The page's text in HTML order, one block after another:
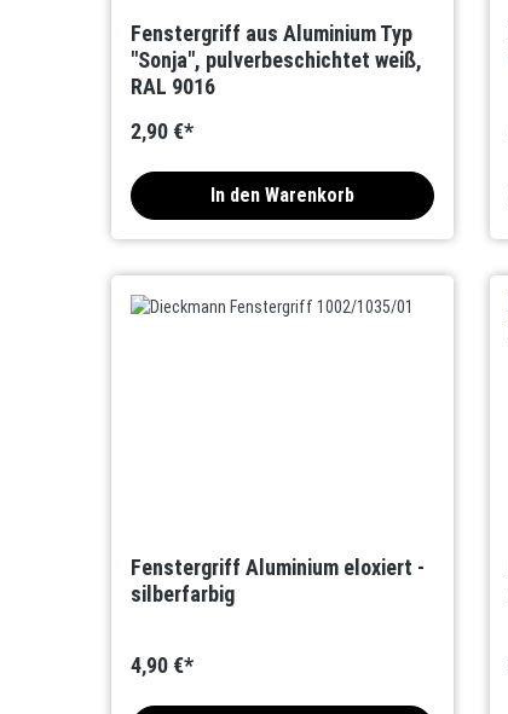
Fenstergriff aus Aluminium Typ
"Sonja", pulverbeschichtet weiß,
RAL 9016
2,90 €*
In den Warenkorb
Fenstergriff Aluminium eloxiert -
silberfarbig
4,90 €*